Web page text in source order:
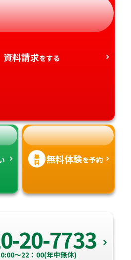
岐阜県
静岡県
愛知県
奈良県
和歌山県
山口県
徳島県
香川県
高知県
熊本県
大分県
宮崎県
沖縄県
資料請求をする
無
料 無料体験を予約
20-7733
～22：00(年中無休)